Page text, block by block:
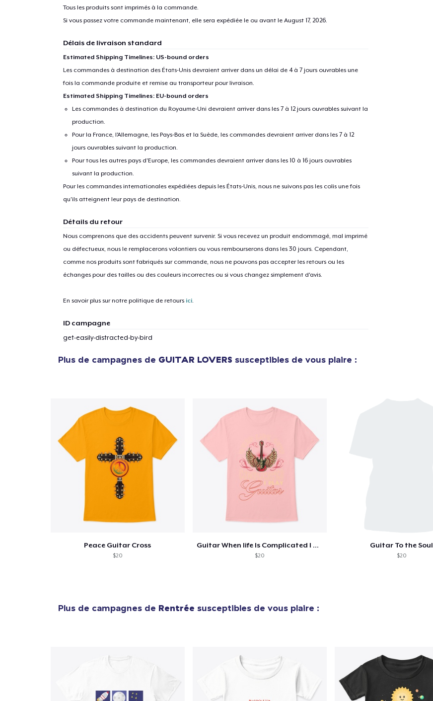
Tous les produits sont imprimés à la commande.
Si vous passez votre commande maintenant, elle sera expédiée le ou avant le August 17, 2026.
Délais de livraison standard
Estimated Shipping Timelines: US-bound orders
Les commandes à destination des États-Unis devraient arriver dans un délai de 4 à 7 jours ouvrables une
fois la commande produite et remise au transporteur pour livraison.
Estimated Shipping Timelines: EU-bound orders
Les commandes à destination du Royaume-Uni devraient arriver dans les 7 à 12 jours ouvrables suivant la
production.
Pour la France, l'Allemagne, les Pays-Bas et la Suède, les commandes devraient arriver dans les 7 à 12
jours ouvrables suivant la production.
Pour tous les autres pays d'Europe, les commandes devraient arriver dans les 10 à 16 jours ouvrables
suivant la production.
Pour les commandes internationales expédiées depuis les États-Unis, nous ne suivons pas les colis une fois
qu'ils atteignent leur pays de destination.
Détails du retour
Nous comprenons que des accidents peuvent survenir. Si vous recevez un produit endommagé, mal imprimé
ou défectueux, nous le remplacerons volontiers ou vous rembourserons dans les 30 jours. Cependant,
comme nos produits sont fabriqués sur commande, nous ne pouvons pas accepter les retours ou les
échanges pour des tailles ou des couleurs incorrectes ou si vous changez simplement d'avis.
En savoir plus sur notre politique de retours ici.
ID campagne
get-easily-distracted-by-bird
Plus de campagnes de GUITAR LOVERS susceptibles de vous plaire :
Peace Guitar Cross
$20
Guitar When life Is Complicated I Play
$20
Guitar To the Soul
$20
Plus de campagnes de Rentrée susceptibles de vous plaire :
1 article ajouté au Panier
Toddler Classic Tee
Unisex Classic Pullover Hoodie
Unisex Premium Pullover Hoodie
25,99 $US
22,99 $US
14,99 $US
Unisex Classic Crewneck Sweatshirt
32,99 $US
Kids Classic Pullover Hoodie
33,99 $US
Women's Premium V-Neck Tee
23,99 $US
Premium Long Sleeve Tee